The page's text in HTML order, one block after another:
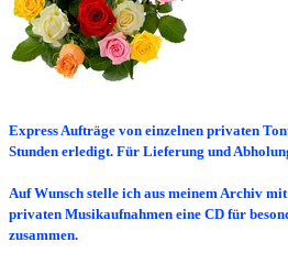
Express Aufträge von einzelnen privaten
Stunden erledigt. Für Lieferung und
Auf Wunsch stelle ich aus meinem Archiv
privaten Musikaufnahmen eine CD für
zusammen.